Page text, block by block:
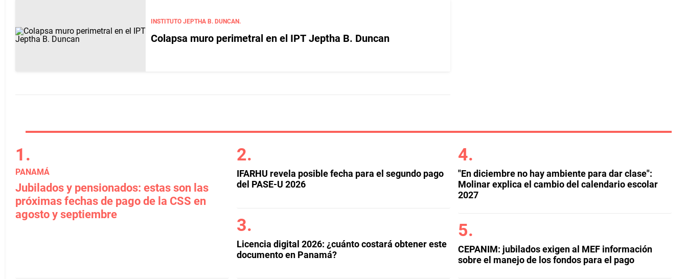
INSTITUTO JEPTHA B. DUNCAN.
Colapsa muro perimetral en el IPT Jeptha B. Duncan
PANAMÁ
Jubilados y pensionados: estas son las
próximas fechas de pago de la CSS en
agosto y septiembre
IFARHU revela posible fecha para el segundo pago
del PASE-U 2026
Licencia digital 2026: ¿cuánto costará obtener este
documento en Panamá?
"En diciembre no hay ambiente para dar clase":
Molinar explica el cambio del calendario escolar
2027
CEPANIM: jubilados exigen al MEF información
sobre el manejo de los fondos para el pago